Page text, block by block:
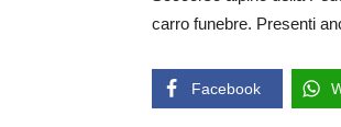
carro funebre. Presenti
Facebook